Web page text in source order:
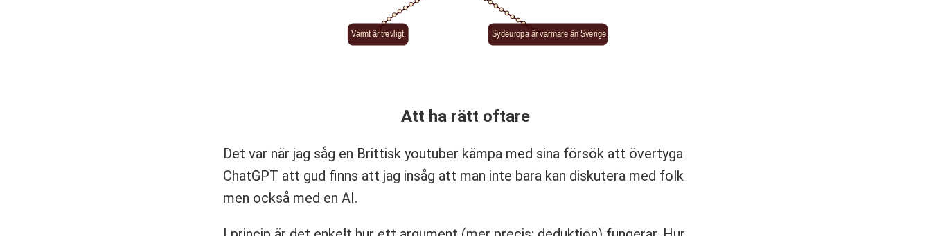
Att ha rätt oftare
Det var när jag såg en Brittisk youtuber kämpa med sina försök att övertyga
ChatGPT att gud finns att jag insåg att man inte bara kan diskutera med folk
men också med en AI.